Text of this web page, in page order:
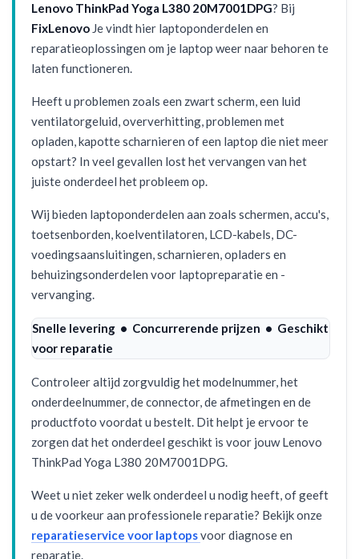
Lenovo ThinkPad Yoga L380 20M7001DPG? Bij
FixLenovo Je vindt hier laptoponderdelen en
reparatieoplossingen om je laptop weer naar behoren te
laten functioneren.
Heeft u problemen zoals een zwart scherm, een luid
ventilatorgeluid, oververhitting, problemen met
opladen, kapotte scharnieren of een laptop die niet meer
opstart? In veel gevallen lost het vervangen van het
juiste onderdeel het probleem op.
Wij bieden laptoponderdelen aan zoals schermen, accu's,
toetsenborden, koelventilatoren, LCD-kabels, DC-
voedingsaansluitingen, scharnieren, opladers en
behuizingsonderdelen voor laptopreparatie en -
vervanging.
Snelle levering • Concurrerende prijzen • Geschikt
voor reparatie
Controleer altijd zorgvuldig het modelnummer, het
onderdeelnummer, de connector, de afmetingen en de
productfoto voordat u bestelt. Dit helpt je ervoor te
zorgen dat het onderdeel geschikt is voor jouw Lenovo
ThinkPad Yoga L380 20M7001DPG.
Weet u niet zeker welk onderdeel u nodig heeft, of geeft
u de voorkeur aan professionele reparatie? Bekijk onze
reparatieservice voor laptopsvoor diagnose en
reparatie.